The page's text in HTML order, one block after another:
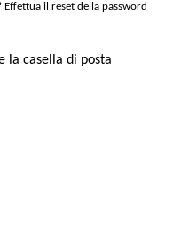
Effettua il reset della password
la casella di posta